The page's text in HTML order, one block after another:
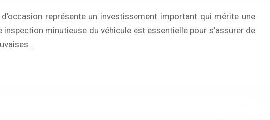
d’occasion représente un investissement important qui mérite une
inspection minutieuse du véhicule est essentielle pour s’assurer de